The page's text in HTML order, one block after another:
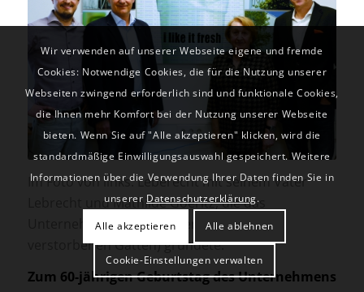
Im Foto von links: Leberecht mit seinem Vater
Lebrecht und Mathilde Goeritz, die das
Unternehmen vor 60 Jahren (mit ihrem
verstorbenen Gatten) gründete.
Zum 60-jährigen Geburtstag des Unternehmens
Wir verwenden auf unserer Webseite eigene und fremde
Cookies: Notwendige Cookies, die für die Nutzung unserer
Webseiten zwingend erforderlich sind und funktionale Cookies,
die Ihnen mehr Komfort bei der Nutzung unserer Webseite
bieten. Wenn Sie auf "Alle akzeptieren" klicken, wird die
standardmäßige Einwilligungsauswahl gespeichert. Weitere
Informationen über die Verwendung Ihrer Daten finden Sie in
unserer Datenschutzerklärung.
Alle akzeptieren Alle ablehnen
Cookie-Einstellungen verwalten